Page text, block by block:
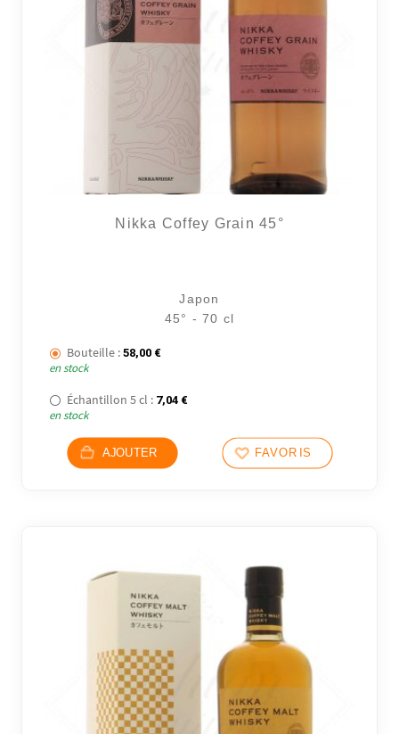
Nikka Coffey Grain 45°
Japon
45° - 70 cl
Bouteille : 58,00 €
en stock
Échantillon 5 cl : 7,04 €
en stock
AJOUTER FAVORIS